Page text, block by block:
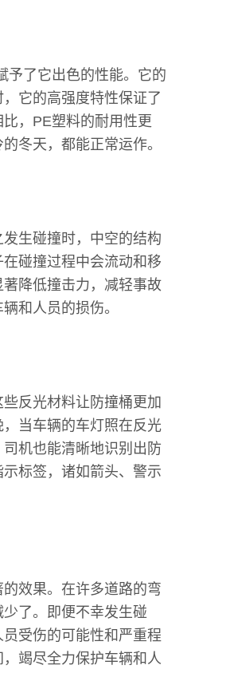
予了它出色的性能。它的
它的高强度特性保证了
，PE塑料的耐用性更
冬天，都能正常运作。
生碰撞时，中空的结构
碰撞过程中会流动和移
降低撞击力，减轻事故
和人员的损伤。
反光材料让防撞桶更加
当车辆的车灯照在反光
机也能清晰地识别出防
标签，诸如箭头、警示
效果。在许多道路的弯
了。即便不幸发生碰
受伤的可能性和严重程
竭尽全力保护车辆和人